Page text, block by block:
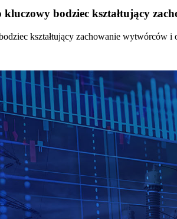
bodziec kształtujący
kształtujący zachowanie wytwórców i